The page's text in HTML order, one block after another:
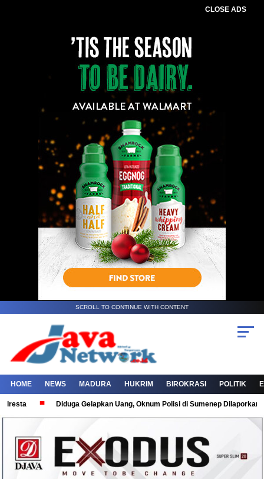
CLOSE ADS
SCROLL TO CONTINUE WITH CONTENT
HOME NEWS MADURA HUKRIM BIROKRASI POLITIK
Diduga Gelapkan Uang, Oknum Polisi di Sumenep Dilaporkan